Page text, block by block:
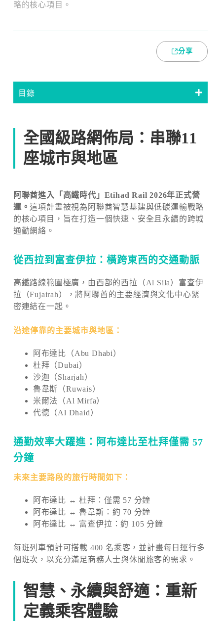
略的核心項目。
分享
目錄
全國級路網佈局：串聯11
座城市與地區
阿聯酋進入「高鐵時代」Etihad Rail 2026年正式營
運。這項計畫被視為阿聯酋智慧基建與低碳運輸戰略
的核心項目，旨在打造一個快速、安全且永續的跨城
通勤網絡。
從西拉到富查伊拉：橫跨東西的交通動脈
高鐵路線範圍極廣，由西部的西拉（Al Sila）富查伊
拉（Fujairah），將阿聯酋的主要經濟與文化中心緊
密連結在一起。
沿途停靠的主要城市與地區：
阿布達比（Abu Dhabi）
杜拜（Dubai）
沙迦（Sharjah）
魯韋斯（Ruwais）
米爾法（Al Mirfa）
代德（Al Dhaid）
通勤效率大躍進：阿布達比至杜拜僅需 57
分鐘
未來主要路段的旅行時間如下：
阿布達比 ↔ 杜拜：僅需 57 分鐘
阿布達比 ↔ 魯韋斯：約 70 分鐘
阿布達比 ↔ 富查伊拉：約 105 分鐘
每班列車預計可搭載 400 名乘客，並計畫每日運行多
個班次，以充分滿足商務人士與休閒旅客的需求。
智慧、永續與舒適：重新
定義乘客體驗